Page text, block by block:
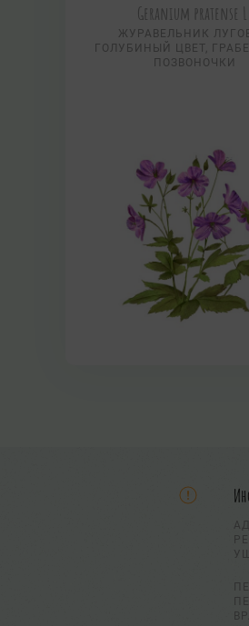
Geranium pratense L.
ЖУРАВЕЛЬНИК
ГОЛУБИНЫЙ ЦВЕТ,
ПОЗВОНОЧКИ